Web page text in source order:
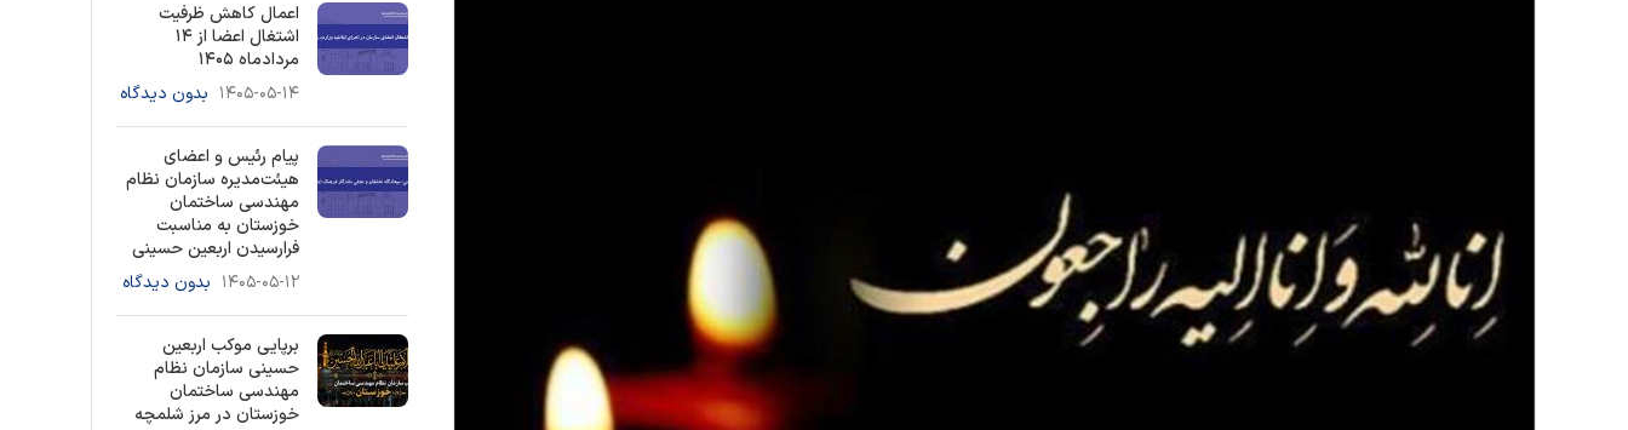
اعمال کاهش ظرفیت
اشتغال اعضا از ۱۴
مردادماه ۱۴۰۵
۱۴۰۵-۰۵-۱۴ بدون دیدگاه
پیام رئیس و اعضای
هیئت‌مدیره سازمان نظام
مهندسی ساختمان
خوزستان به مناسبت
فرارسیدن اربعین حسینی
۱۴۰۵-۰۵-۱۲ بدون دیدگاه
برپایی موکب اربعین
حسینی سازمان نظام
مهندسی ساختمان
خوزستان در مرز شلمچه